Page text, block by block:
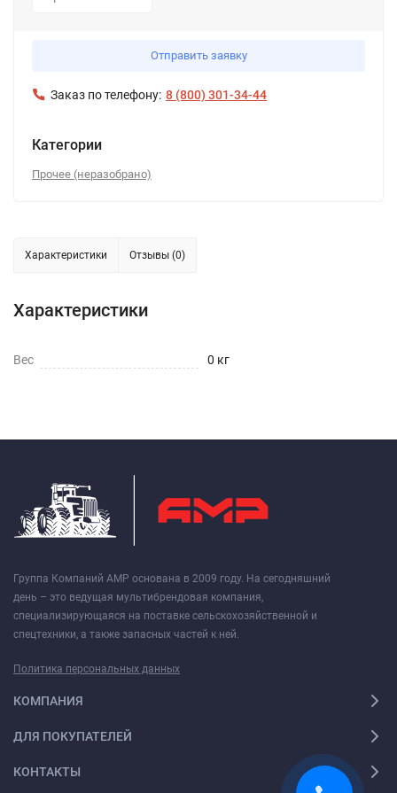
Отправить заявку
Заказ по телефону: 8 (800) 301-34-44
Категории
Прочее (неразобрано)
Характеристики Отзывы (0)
Характеристики
Вес 0 кг
Группа Компаний АМР основана в 2009 году. На сегодняшний
день – это ведущая мультибрендовая компания,
специализирующаяся на поставке сельскохозяйственной и
спецтехники, а также запасных частей к ней.
Политика персональных данных
КОМПАНИЯ
ДЛЯ ПОКУПАТЕЛЕЙ
КОНТАКТЫ